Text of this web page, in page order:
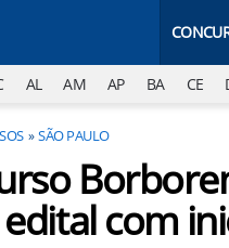
AL AM AP BA CE
SÃO PAULO
com